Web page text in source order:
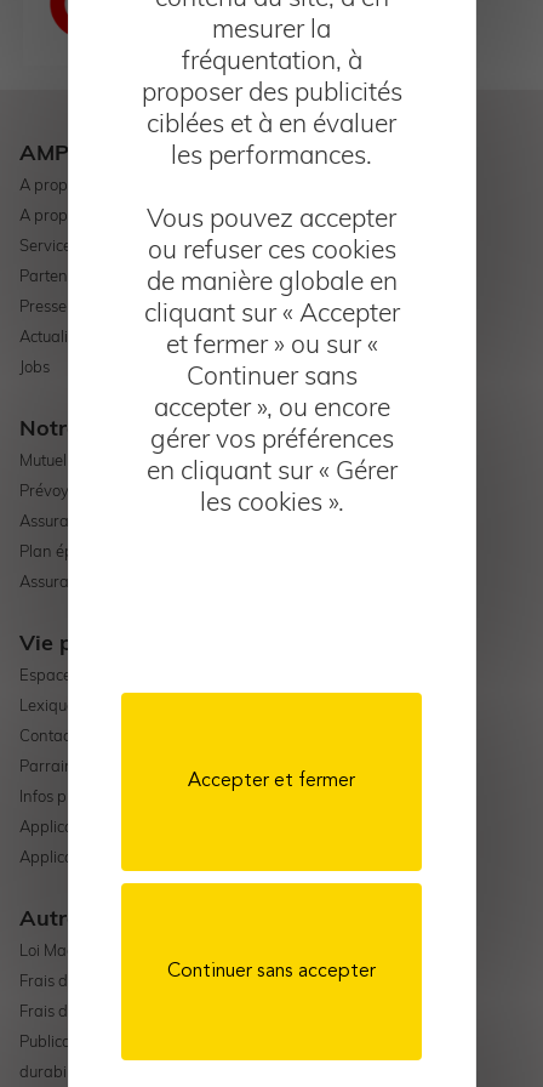
AMPLI Mutuelle
A propos d'AMPLI Mutuelle
A propos d'AMPLI Patrimoine
Services
Partenaires
Presse
Actualités
Jobs
Notre offre
Mutuelle santé
Prévoyance
Assurance professionnelle
Plan épargne retraite
Assurance vie
Vie pratique
Espace adhérent
Lexique
Contact
Parrainage
Infos pratiques
Application mobile Android
Application mobile Apple
Autres liens
Loi Madelin
Frais de gestion AMPLI-ASSURANCE VIE
Frais de gestion AMPLI-PER
Publication d’informations en matière de
durabilité
mesurer la
fréquentation, à
proposer des publicités
ciblées et à en évaluer
les performances.
Vous pouvez accepter
ou refuser ces cookies
de manière globale en
cliquant sur « Accepter
et fermer » ou sur «
Continuer sans
accepter », ou encore
gérer vos préférences
en cliquant sur « Gérer
les cookies ».
Accepter et fermer
Continuer sans accepter